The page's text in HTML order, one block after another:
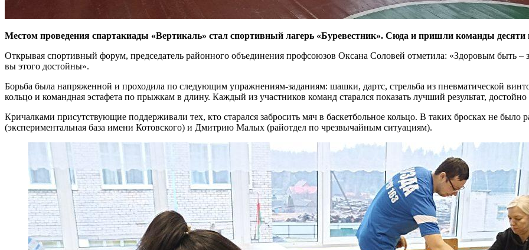
Местом проведения спартакиады «Вертикаль» стал спортивный лагерь «Буревестник». Сюда и пришли команды десяти
Открывая спортивный форум, председатель районного объединения профсоюзов Оксана Соловей отметила: «Здоровым быть
вы этого достойны».
Борьба была напряженной и проходила по следующим упражнениям-заданиям: шашки, дартс, стрельба из пневматической
кольцо и командная эстафета по прыжкам в длину. Каждый из участников команд старался показать лучший результат,
Кричалками присутствующие поддерживали тех, кто старался забросить мяч в баскетбольное кольцо. В таких бросках не
(экспериментальная база имени Котовского) и Дмитрию Малых (райотдел по чрезвычайным ситуациям).